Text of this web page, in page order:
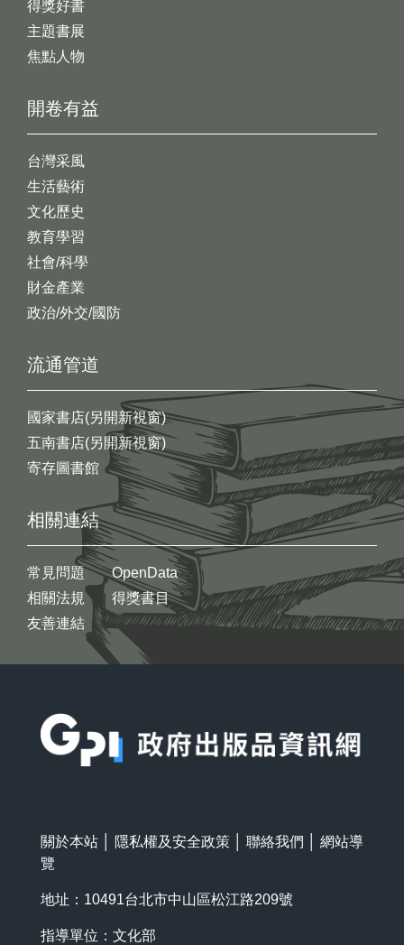
開卷有益
台灣采風
生活藝術
文化歷史
教育學習
社會/科學
財金產業
政治/外交/國防
得獎好書
主題書展
焦點人物
流通管道
國家書店(另開新視窗)
五南書店(另開新視窗)
寄存圖書館
相關連結
常見問題
相關法規
友善連結
OpenData
得獎書目
關於本站 隱私權及安全政策 聯絡我們
網站導
覽
地址：10491台北市中山區松江路209號
指導單位：文化部